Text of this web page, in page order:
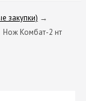
закупки) →
Нож Комбат-2 нт